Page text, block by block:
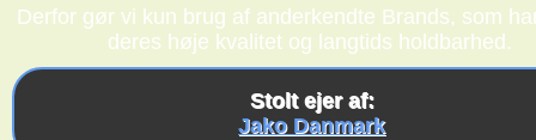
Derfor gør vi kun brug af anderkendte Brands, som
deres høje kvalitet og langtids holdbarhed.
Stolt ejer af:
Jako Danmark